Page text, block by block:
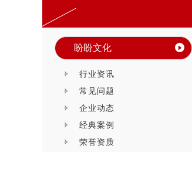
盼盼文化
行业资讯
常见问题
企业动态
经典案例
荣誉资质